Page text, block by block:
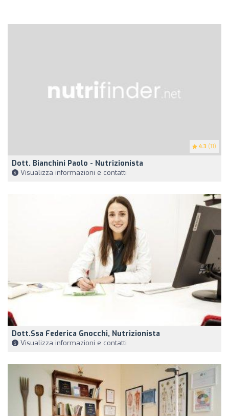
4.3 (11)
Dott. Bianchini Paolo - Nutrizionista
Visualizza informazioni e contatti
Dott.ssa Federica Gnocchi, Nutrizionista
Visualizza informazioni e contatti